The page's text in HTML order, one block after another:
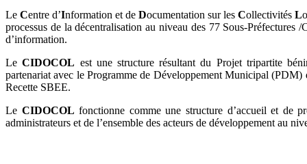
Le Centre d’Information et de Documentation sur les Collectivités L
processus de la décentralisation au niveau des 77 Sous-Préfectures
d’information.
LeCIDOCOL est une structure résultant du Projet tripartite
partenariat avec le Programme de Développement Municipal (PDM)
Recette SBEE.
Le CIDOCOLfonctionne comme une structure d’accueil et de
administrateurs et de l’ensemble des acteurs de développement au